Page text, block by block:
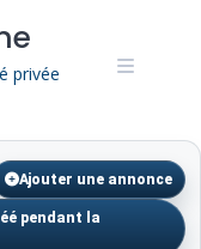
privée
Ajouter une annonce
pendant la